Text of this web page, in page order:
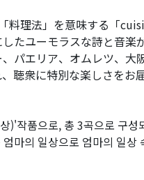
料理法」を意味する「
たユーモラスな詩と音楽
パエリア、オムレツ、
聴衆に特別な楽しさをお
)'작품으로, 총 3곡으로 구성
마의 일상으로 엄마의 일